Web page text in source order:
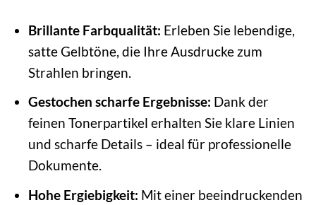
Brillante Farbqualität: Erleben Sie lebendige,
satte Gelbtöne, die Ihre Ausdrucke zum
Strahlen bringen.
Gestochen scharfe Ergebnisse: Dank der
feinen Tonerpartikel erhalten Sie klare Linien
und scharfe Details – ideal für professionelle
Dokumente.
Hohe Ergiebigkeit: Mit einer beeindruckenden